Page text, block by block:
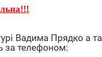
Вадима Прядко а
за телефоном: